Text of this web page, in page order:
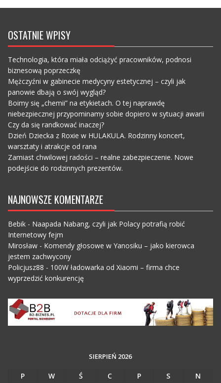
OSTATNIE WPISY
Technologia, która miała odciążyć pracowników, podnosi
biznesową poprzeczkę
Mężczyźni w gabinecie medycyny estetycznej – czyli jak
panowie dbają o swój wygląd?
Boimy się „chemii” na etykietach. O tej naprawdę
niebezpiecznej przypominamy sobie dopiero w sytuacji awarii
Czy da się randkować inaczej?
Dzień Dziecka z Roxie w HULAKULA. Rodzinny koncert,
warsztaty i atrakcje od rana
Zamiast chwilowej radości – realne zabezpieczenie. Nowe
podejście do rodzinnych prezentów.
NAJNOWSZE KOMENTARZE
Bebik- Naapada Nabang, czyli jak Polacy potrafią robić
Internetowy fejm
Mirosław- Komendy głosowe w Yanosiku – jako kierowca
jestem zachwycony
Policjusz88 - 100W ładowarka od Xiaomi – firma chce
wyprzedzić konkurencję
SIERPIEŃ 2026
P W Ś C P S
N